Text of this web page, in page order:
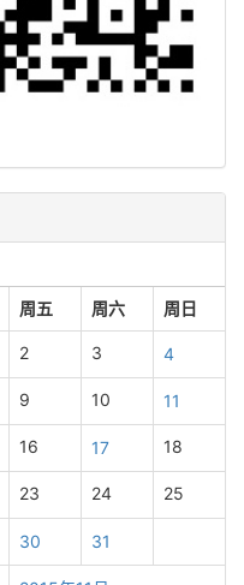
周五 周六 周日
2 3 4
9 10 11
16 17 18
23 24 25
30 31